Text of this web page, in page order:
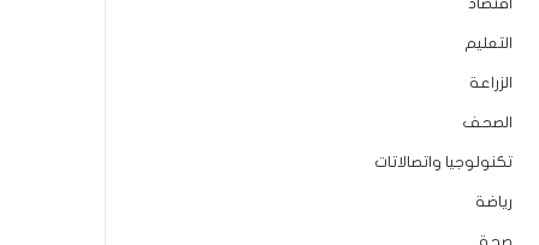
اقتصاد
التعليم
الزراعة
الصحف
تكنولوجيا واتصالاتات
رياضة
صحة